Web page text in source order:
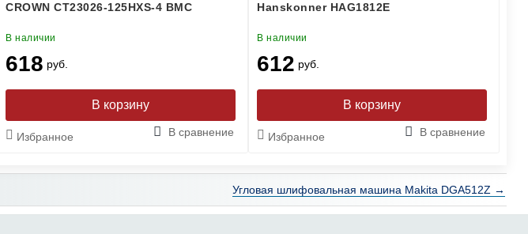
CROWN CT23026-125HXS-4 BMC
В наличии
618 руб.
Избранное В сравнение
Hanskonner HAG1812E
В наличии
612 руб.
Избранное В сравнение
Угловая шлифовальная машина Makita DGA512Z →